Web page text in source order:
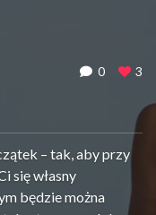
0 3
– tak, aby przy
się własny
będzie można